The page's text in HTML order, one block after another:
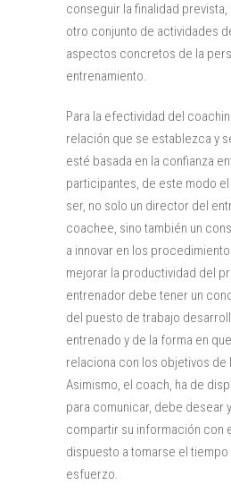
conseguir la finalidad
otro conjunto de actividades
aspectos concretos de la
entrenamiento.
Para la efectividad del
relación que se establezca y
esté basada en la confianza
participantes, de este modo
ser, no solo un director del
coachee, sino también un
a innovar en los
mejorar la productividad del
entrenador debe tener un
del puesto de trabajo
entrenado y de la forma en
relaciona con los objetivos de
Asimismo, el coach, ha de
para comunicar, debe desear
compartir su información con
dispuesto a tomarse el
esfuerzo.